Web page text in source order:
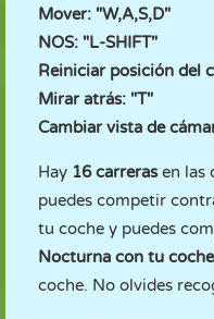
Mover: "W,A,S,D"
NOS: "L-SHIFT"
Reiniciar posición del
Mirar atrás: "T"
Cambiar vista de
Hay 16 carrerasen las
puedes competir
tu coche y puedes
Nocturna con tu
coche. No olvides